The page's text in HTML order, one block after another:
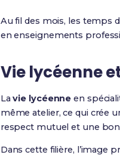
Au fil des mois, les temps
en enseignements
Vie lycéenne
Lavie lycéenne en
même atelier, ce qui crée
respect mutuel et une
Dans cette filière, l’image